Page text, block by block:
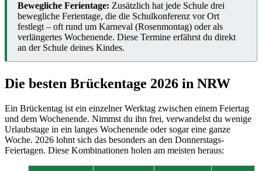
Bewegliche Ferientage: Zusätzlich hat jede Schule drei
bewegliche Ferientage, die die Schulkonferenz vor Ort
festlegt – oft rund um Karneval (Rosenmontag) oder als
verlängertes Wochenende. Diese Termine erfährst du direkt
an der Schule deines Kindes.
Die besten Brückentage 2026 in NRW
Ein Brückentag ist ein einzelner Werktag zwischen einem Feiertag
und dem Wochenende. Nimmst du ihn frei, verwandelst du wenige
Urlaubstage in ein langes Wochenende oder sogar eine ganze
Woche. 2026 lohnt sich das besonders an den Donnerstags-
Feiertagen. Diese Kombinationen holen am meisten heraus: